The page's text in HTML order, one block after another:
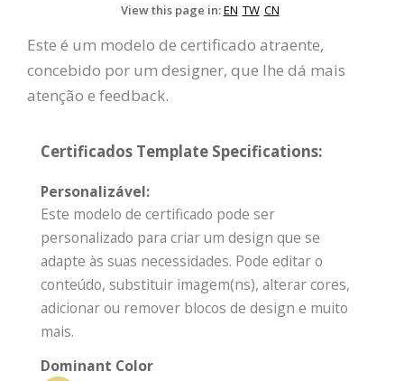
View this page in:EN TW CN
Este é um modelo de certificado atraente,
concebido por um designer, que lhe dá mais
atenção e feedback.
Certificados Template Specifications:
Personalizável:
Este modelo de certificado pode ser
personalizado para criar um design que se
adapte às suas necessidades. Pode editar o
conteúdo, substituir imagem(ns), alterar cores,
adicionar ou remover blocos de design e muito
mais.
Dominant Color